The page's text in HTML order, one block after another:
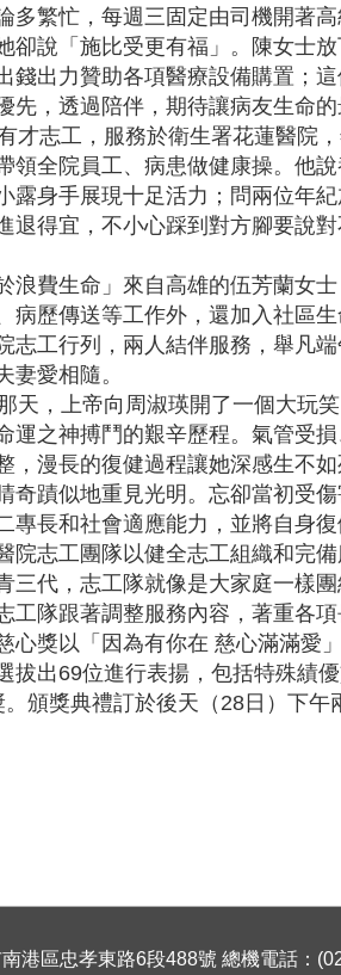
多繁忙，每週三固定由司機開著
卻說「施比受更有福」。陳女士
錢出力贊助各項醫療設備購置；
先，透過陪伴，期待讓病友生命的
才志工，服務於衛生署花蓮醫院
領全院員工、病患做健康操。他
露身手展現十足活力；問兩位年
退得宜，不小心踩到對方腳要說
浪費生命」來自高雄的伍芳蘭女
病歷傳送等工作外，還加入社區
志工行列，兩人結伴服務，舉凡
妻愛相隨。
天，上帝向周淑瑛開了一個大玩
運之神搏鬥的艱辛歷程。氣管受
，漫長的復健過程讓她深感生不
奇蹟似地重見光明。忘卻當初受
專長和社會適應能力，並將自身
院志工團隊以健全志工組織和完
三代，志工隊就像是大家庭一樣
工隊跟著調整服務內容，著重各
心獎以「因為有你在 慈心滿滿愛
拔出69位進行表揚，包括特殊績
。頒獎典禮訂於後天（28日）下
港區忠孝東路6段488號 總機電話：